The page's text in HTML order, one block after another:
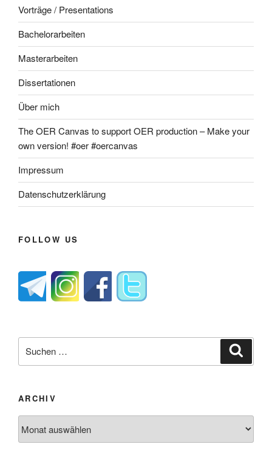
Vorträge / Presentations
Bachelorarbeiten
Masterarbeiten
Dissertationen
Über mich
The OER Canvas to support OER production – Make your
own version! #oer #oercanvas
Impressum
Datenschutzerklärung
FOLLOW US
nach:
ARCHIV